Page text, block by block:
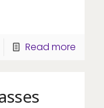
Read more